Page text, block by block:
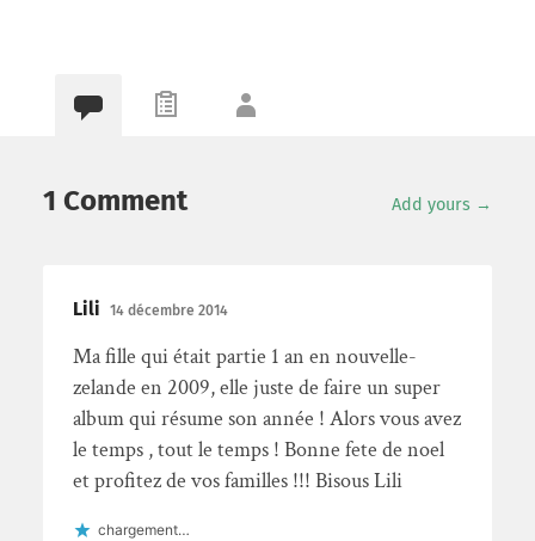
1 Comment Add yours →
Lili 14 décembre 2014
Ma fille qui était partie 1 an en nouvelle-
zelande en 2009, elle juste de faire un super
album qui résume son année ! Alors vous avez
le temps , tout le temps ! Bonne fete de noel
et profitez de vos familles !!! Bisous Lili
chargement…